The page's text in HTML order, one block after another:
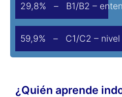
29,8% – B1/B2 –
59,9% – C1/C2 – nivel
¿Quién aprende